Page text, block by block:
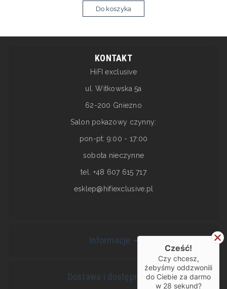
Do koszyka
KONTAKT
HiFI exclusive
ul. Witkowska 5a
62-200 Gniezno
Salon pokazowy czynny:
pon-pt: 9:00 - 17:00
sobota nieczynne
tel. +48 607 615 717
esklep@hifiexclusive.pl
Informacje
Dostawa i dostępność
Cześć!
Czy chcesz,
żebyśmy oddzwonili
do Ciebie za darmo
w 28 sekund?